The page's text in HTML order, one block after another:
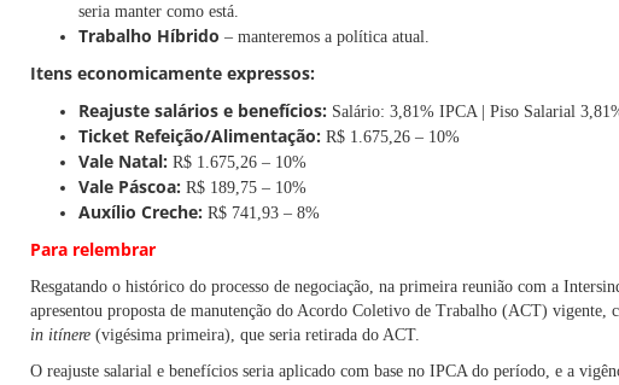
seria manter como está.
Trabalho Híbrido – manteremos a política atual.
Itens economicamente expressos:
Reajuste salários e benefícios: Salário: 3,81% IPCA | Piso Salarial
Ticket Refeição/Alimentação: R$ 1.675,26 – 10%
Vale Natal: R$ 1.675,26 – 10%
Vale Páscoa: R$ 189,75 – 10%
Auxílio Creche: R$ 741,93 – 8%
Para relembrar
Resgatando o histórico do processo de negociação, na primeira reunião com a
apresentou proposta de manutenção do Acordo Coletivo de Trabalho (ACT) vigente,
in itínere (vigésima primeira), que seria retirada do ACT.
O reajuste salarial e benefícios seria aplicado com base no IPCA do período, e a